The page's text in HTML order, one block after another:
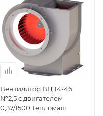
Вентилятор ВЦ 14-46
№2,5 с двигателем
0,37/1500 Тепломаш